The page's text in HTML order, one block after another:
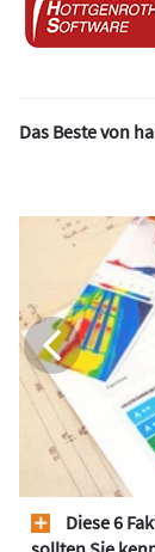
Das Beste von
Diese 6